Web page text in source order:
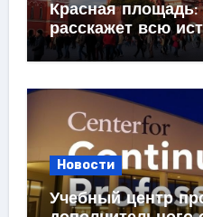
Красная площадь:
расскажет всю
Новости
Учебный центр